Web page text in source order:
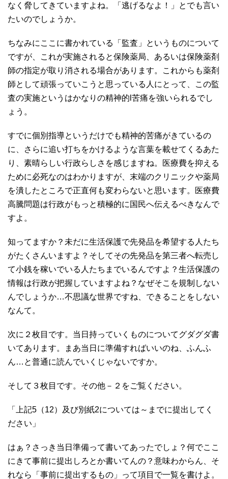
なく脅してきていますよね。「逃げるなよ！」とでも言い
たいのでしょうか。
ちなみにここに書かれている「監査」というものについて
ですが、これが実施されると保険薬局、あるいは保険薬剤
師の指定が取り消される場合があります。これからも薬剤
師として頑張っていこうと思っている人にとって、この監
査の実施というはかなりの精神的l苦痛を強いられるでし
ょう。
すでに個別指導というだけでも精神的苦痛がきているの
に、さらに追い打ちをかけるような言葉を載せてくるあた
り、素晴らしい行政らしさを感じますね。医療費を抑える
ために必死なのはわかりますが、末端のクリニックや薬局
を潰したところで正直何も変わらないと思います。医療費
高騰問題は行政がもっと積極的に国民へ伝えるべきなんで
すよ。
知ってますか？未だに生活保護で先発品を希望する人たち
がたくさんいますよ？そしてその先発品を第三者へ転売し
て小銭を稼いでいる人たちまでいるんですよ？生活保護の
情報は行政が把握していますよね？なぜそこを規制しない
んでしょうか…不思議な世界ですね、できることをしない
なんて。
次に２枚目です。当日持っていくものについてグダグダ書
いてあります。まあ当日に準備すればいいのね、ふんふ
ん…と普通に読んでいくじゃないですか。
そして３枚目です。その他－２をご覧ください。
「上記5（12）及び別紙2については～までに提出してく
ださい」
はぁ？さっき当日準備って書いてあったでしょ？何でここ
にきて事前に提出しろとか書いてんの？意味わからん、そ
れなら「事前に提出するもの」って項目で一覧を書けよ。